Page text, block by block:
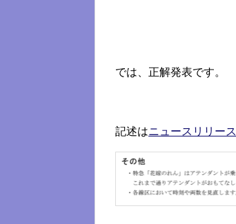
では、正解発表です。
記述はニュースリリース